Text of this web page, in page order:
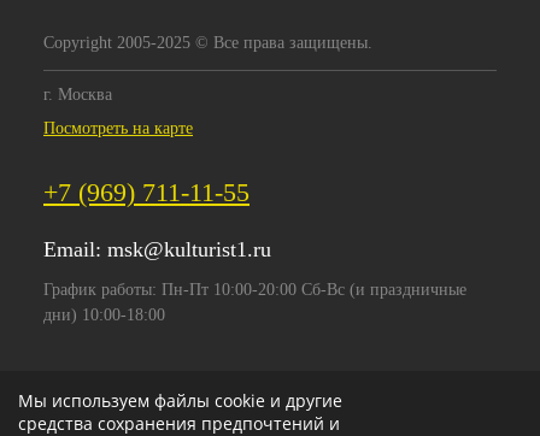
Copyright 2005-2025 © Все права защищены.
г. Москва
Посмотреть на карте
+7 (969) 711-11-55
Email: msk@kulturist1.ru
График работы: Пн-Пт 10:00-20:00 Сб-Вс (и праздничные
дни) 10:00-18:00
Мы используем файлы cookie и другие
средства сохранения предпочтений и